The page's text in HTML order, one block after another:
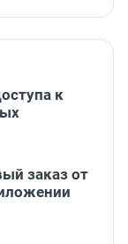
к
заказ от